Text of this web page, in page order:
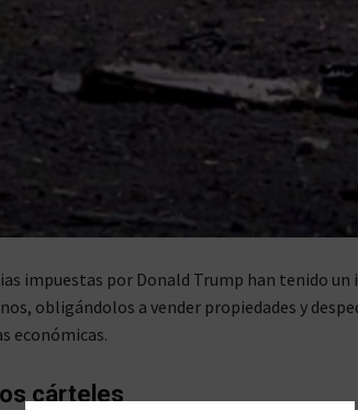
impuestas por Donald Trump han tenido
obligándolos a vender propiedades y
económicas.
cárteles